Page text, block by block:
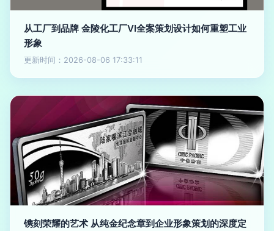
从工厂到品牌 金陵化工厂VI全案策划设计如何重塑工业
形象
更新时间：2026-08-06 17:33:11
镌刻荣耀的艺术 从纯金纪念章到企业形象策划的深度定